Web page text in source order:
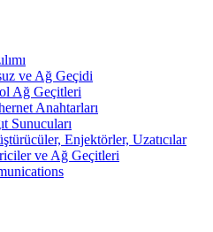
ve Ağ Geçidi
Ağ Geçitleri
Anahtarları
Sunucuları
Enjektörler, Uzatıcılar
ve Ağ Geçitleri